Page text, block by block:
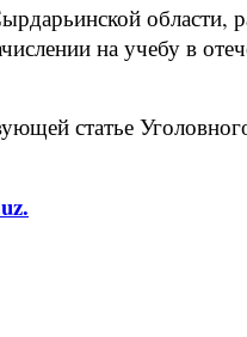
области,
на учебу в
статье